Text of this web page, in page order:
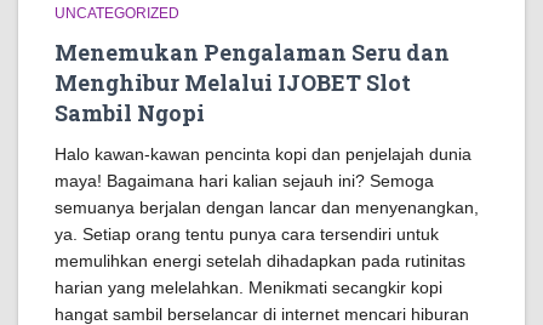
UNCATEGORIZED
Menemukan Pengalaman Seru dan
Menghibur Melalui IJOBET Slot
Sambil Ngopi
Halo kawan-kawan pencinta kopi dan penjelajah dunia
maya! Bagaimana hari kalian sejauh ini? Semoga
semuanya berjalan dengan lancar dan menyenangkan,
ya. Setiap orang tentu punya cara tersendiri untuk
memulihkan energi setelah dihadapkan pada rutinitas
harian yang melelahkan. Menikmati secangkir kopi
hangat sambil berselancar di internet mencari hiburan